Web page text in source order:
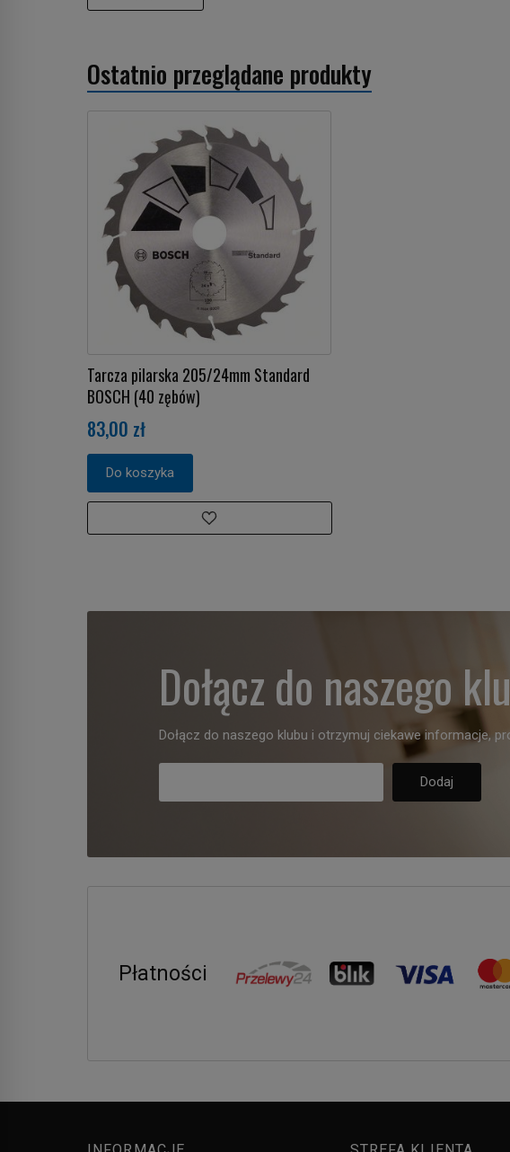
Ostatnio przeglądane produkty
Tarcza pilarska 205/24mm Standard
BOSCH (40 zębów)
83,00 zł
Do koszyka
Dołącz do naszego
Dołącz do naszego klubu i otrzymuj ciekawe informacje,
Płatności